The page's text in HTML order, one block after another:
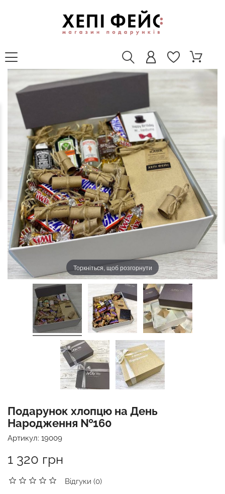
Торкніться, щоб розгорнути
Подарунок хлопцю на День
Народження №160
Артикул: 19009
1 320 грн
Відгуки (0)